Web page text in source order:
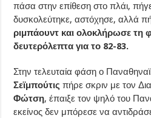
πάσα στην επίθεση στο πλάι,
δυσκολεύτηκε, αστόχησε, αλλά
ριμπάουντ και ολοκλήρωσε τη
δευτερόλεπτα για το 82-83.
Στην τελευταία φάση ο
Σεϊμπούτιςπήρε σκριν με τον
Φώτση, έπαιξε τον ψηλό του
εκείνος δεν μπόρεσε να